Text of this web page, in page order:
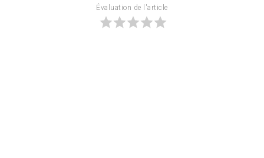
Évaluation de l'article